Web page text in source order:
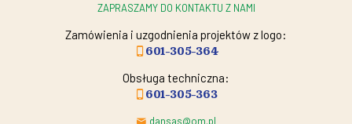
ZAPRASZAMY DO KONTAKTU Z NAMI
Zamówienia i uzgodnienia projektów z logo:
601-305-364
Obsługa techniczna:
601-305-363
dansas@om.pl